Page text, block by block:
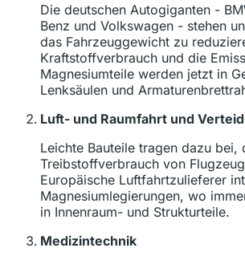
Die deutschen Autogiganten -
Benz und Volkswagen - stehen
das Fahrzeuggewicht zu
Kraftstoffverbrauch und die
Magnesiumteile werden jetzt in
Lenksäulen und
Luft- und Raumfahrt und
Leichte Bauteile tragen dazu bei,
Treibstoffverbrauch von
Europäische Luftfahrtzulieferer
Magnesiumlegierungen, wo
in Innenraum- und Strukturteile.
Medizintechnik